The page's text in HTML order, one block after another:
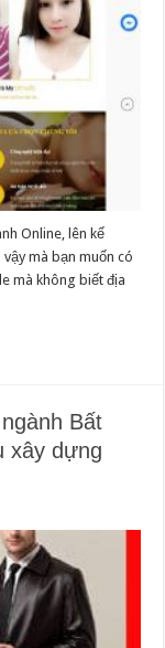
Online, lên kế
mà bạn muốn có
mà không biết địa
Bất
xây dựng